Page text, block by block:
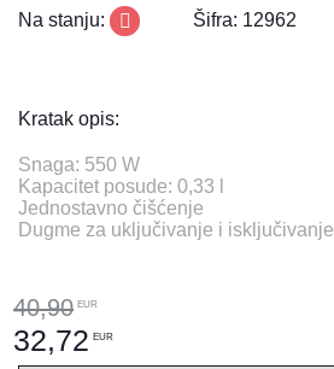
Na stanju: Šifra: 12962
Kratak opis:
Snaga: 550 W
Kapacitet posude: 0,33 l
Jednostavno čišćenje
Dugme za uključivanje i isključivanje
40,90 EUR
32,72 EUR